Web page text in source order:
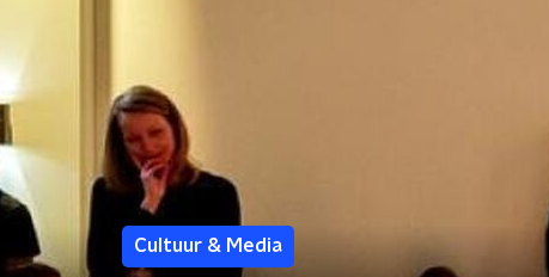
Cultuur & Media